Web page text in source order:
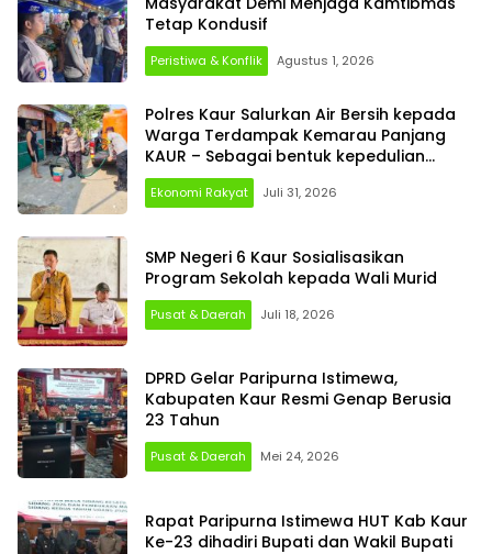
Tetap Kondusif
Peristiwa & Konflik Agustus 1, 2026
Polres Kaur Salurkan Air Bersih kepada
Warga Terdampak Kemarau Panjang
KAUR – Sebagai bentuk kepedulian
terhadap
Ekonomi Rakyat Juli 31, 2026
SMP Negeri 6 Kaur Sosialisasikan
Program Sekolah kepada Wali Murid
Pusat & Daerah Juli 18, 2026
DPRD Gelar Paripurna Istimewa,
Kabupaten Kaur Resmi Genap Berusia
23 Tahun
Pusat & Daerah Mei 24, 2026
Rapat Paripurna Istimewa HUT Kab Kaur
Ke-23 dihadiri Bupati dan Wakil Bupati